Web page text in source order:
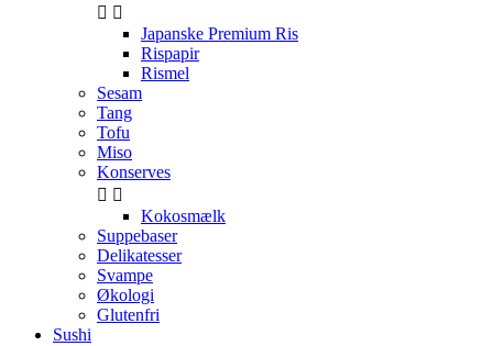
 
Japanske Premium Ris
Rispapir
Rismel
Sesam
Tang
Tofu
Miso
Konserves
 
Kokosmælk
Suppebaser
Delikatesser
Svampe
Økologi
Glutenfri
Sushi